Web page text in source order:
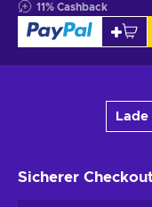
11% Cashback
Sicherer Checkout